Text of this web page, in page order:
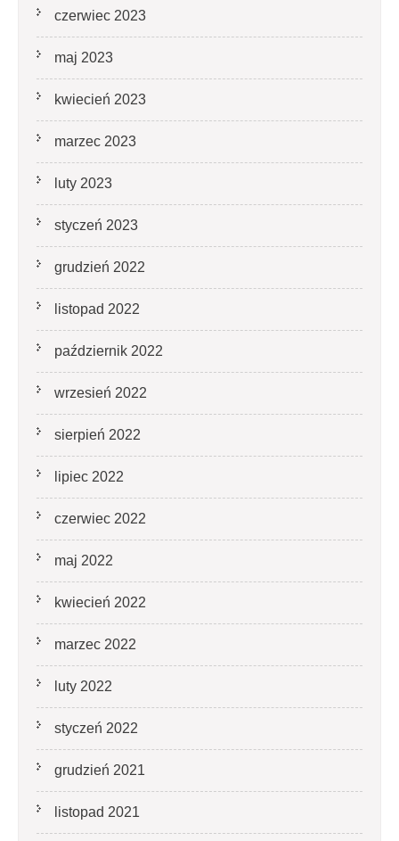
czerwiec 2023
maj 2023
kwiecień 2023
marzec 2023
luty 2023
styczeń 2023
grudzień 2022
listopad 2022
październik 2022
wrzesień 2022
sierpień 2022
lipiec 2022
czerwiec 2022
maj 2022
kwiecień 2022
marzec 2022
luty 2022
styczeń 2022
grudzień 2021
listopad 2021